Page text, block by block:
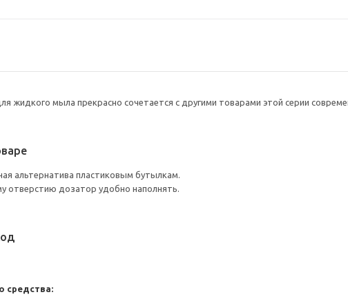
жидкого мыла прекрасно сочетается с другими товарами этой серии
альтернатива пластиковым бутылкам.
отверстию дозатор удобно наполнять.
средства: